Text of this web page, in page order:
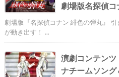
劇場版名探偵
劇場版『名探偵コナン 緋色の弾丸』
が動き出す！ ...
演劇コンテン
ナチームソン